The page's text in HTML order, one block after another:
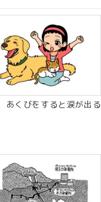
あくびをすると涙が出る